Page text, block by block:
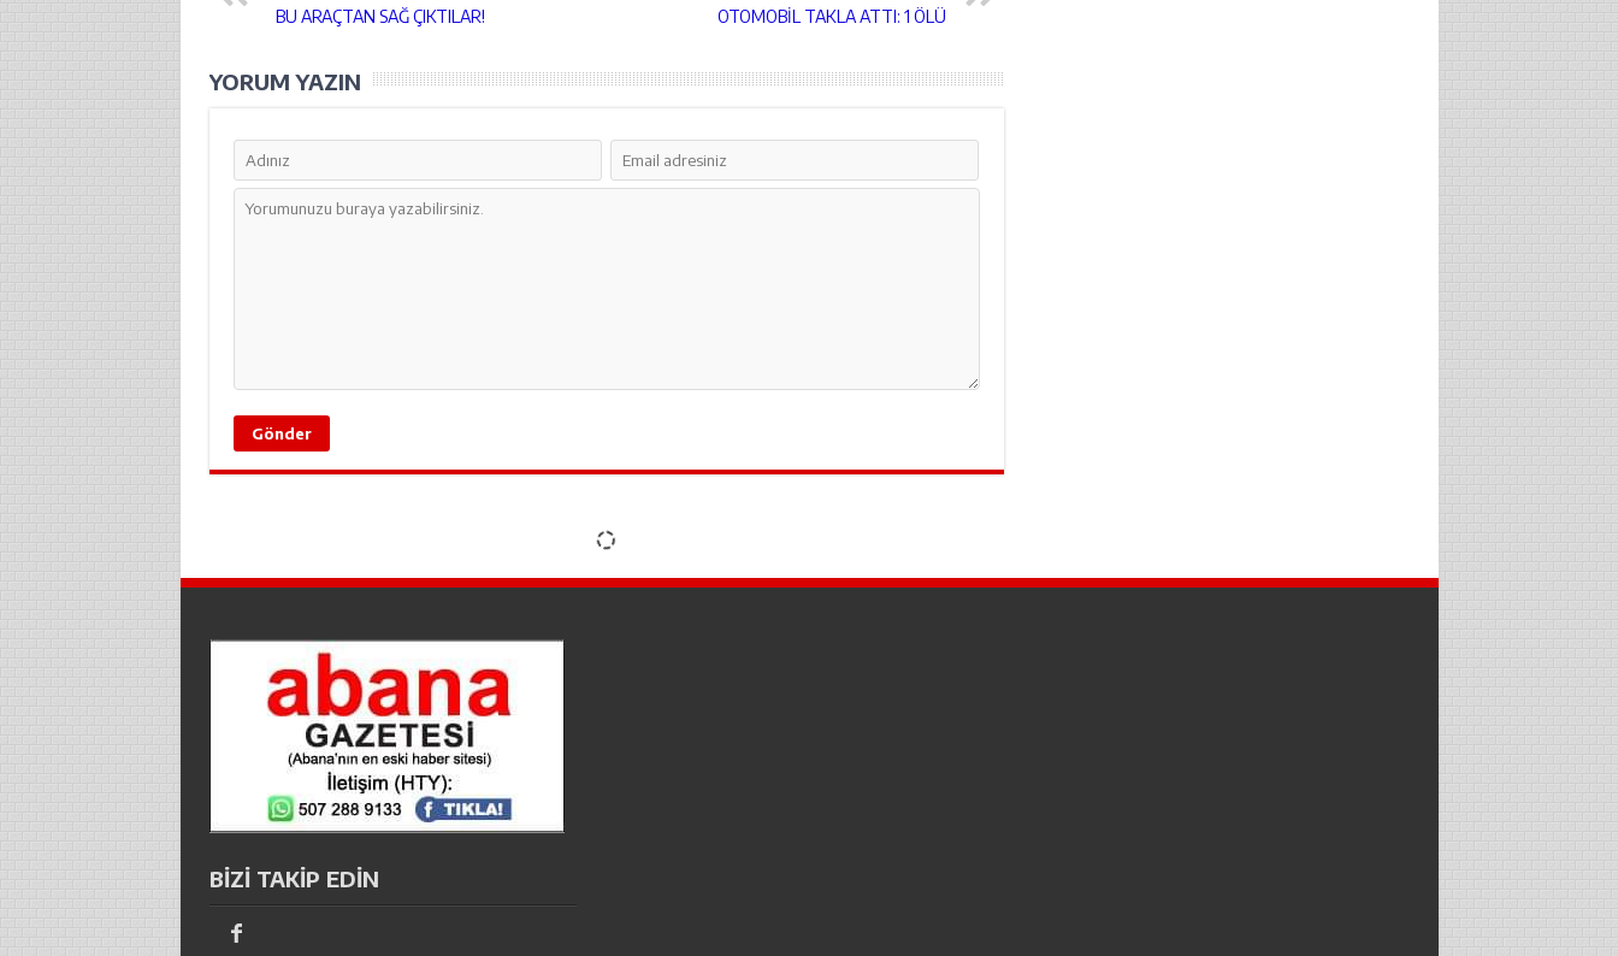
BU ARAÇTAN SAĞ ÇIKTILAR!
OTOMOBİL TAKLA ATTI: 1 ÖLÜ
YORUM YAZIN
BİZİ TAKİP EDİN